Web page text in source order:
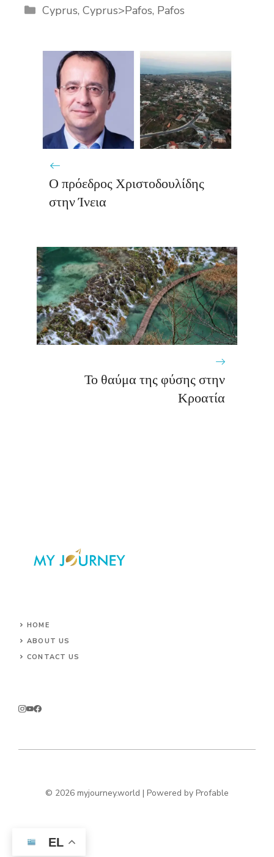
Categories
Cyprus, Cyprus>Pafos, Pafos
Ο πρόεδρος Χριστοδουλίδης
στην Ίνεια
Το θαύμα της φύσης στην
Κροατία
HOME
ABOUT US
CONTACT US
© 2026 myjourney.world | Powered by Profable
EL